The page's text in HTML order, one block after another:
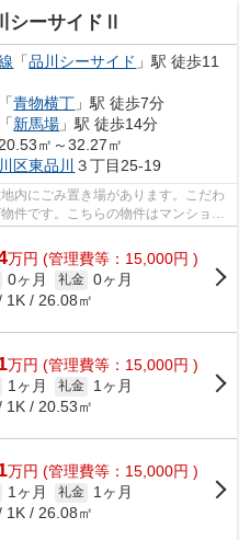
シーサイドⅡ
「品川シーサイド 」駅 徒歩11
「青物横丁 」駅 徒歩7分
「新馬場 」駅 徒歩14分
㎡～32.27㎡
区東品川 ３丁目25-19
内にごみ置き場があります。こだわ
件です。こちらの物件はマンション
万円 (管理費等：15,000円 )
0ヶ月 礼金 0ヶ月
1K / 26.08㎡
万円 (管理費等：15,000円 )
1ヶ月 礼金
1ヶ月
1K / 20.53㎡
万円 (管理費等：15,000円 )
1ヶ月 礼金
1ヶ月
1K / 26.08㎡